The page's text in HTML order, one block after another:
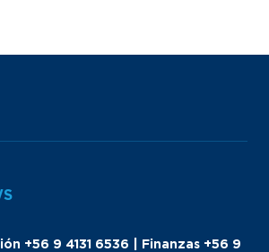
+56 9 4131 6536 | Finanzas +56 9